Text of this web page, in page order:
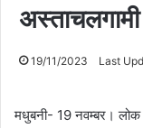
अस्ताचलगामी
19/11/2023 Last
मधुबनी- 19 नवम्बर। लोक